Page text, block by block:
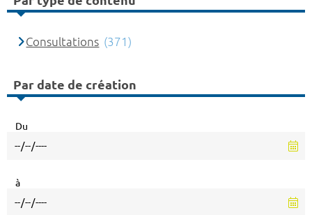
Consultations (371)
Par date de création
Du
à